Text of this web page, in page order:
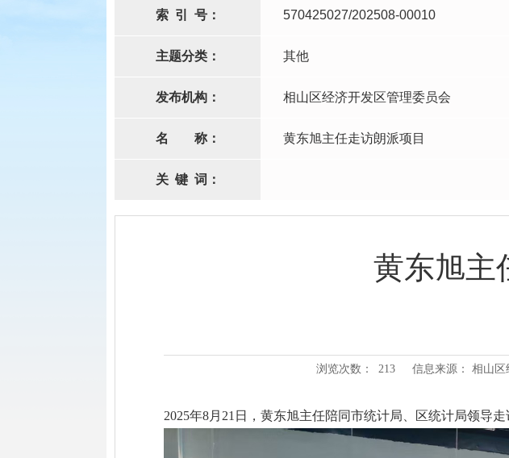
索 引 号： 570425027/202508-00010
主题分类： 其他
发布机构： 相山区经济开发区管理委员会
名 称： 黄东旭主任走访朗派项目
关 键 词：
黄东旭主
浏览次数： 213 信息来源： 相山
2025年8月21日，黄东旭主任陪同市统计局、区统计局领导走